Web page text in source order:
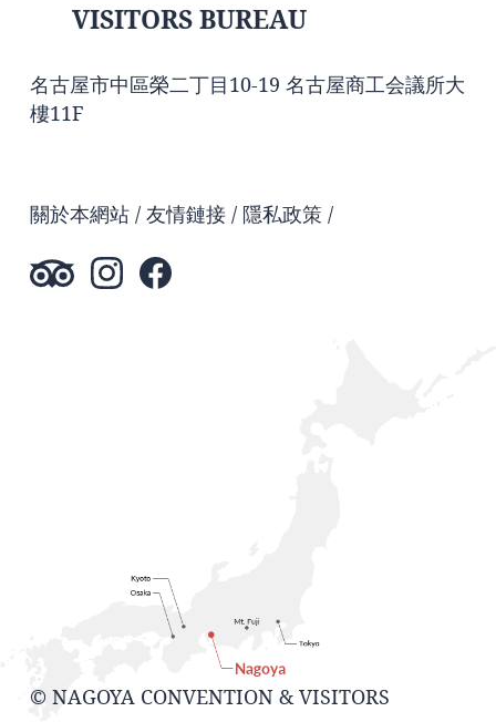
VISITORS BUREAU
名古屋市中區榮二丁目10-19 名古屋商工会議所大
樓11F
關於本網站 友情鏈接 隱私政策
© NAGOYA CONVENTION & VISITORS